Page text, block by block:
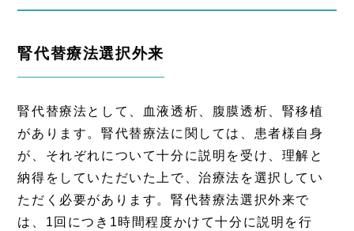
腎代替療法選択外来
腎代替療法として、血液透析、腹膜透析、腎移植
があります。腎代替療法に関しては、患者様自身
が、それぞれについて十分に説明を受け、理解と
納得をしていただいた上で、治療法を選択してい
ただく必要があります。腎代替療法選択外来で
は、1回につき1時間程度かけて十分に説明を行